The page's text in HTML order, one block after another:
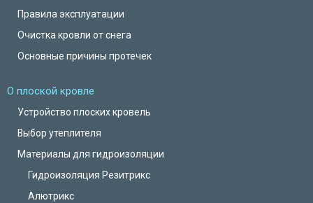
Правила эксплуатации
Очистка кровли от снега
Основные причины протечек
О плоской кровле
Устройство плоских кровель
Выбор утеплителя
Материалы для гидроизоляции
Гидроизоляция Резитрикс
Алютрикс